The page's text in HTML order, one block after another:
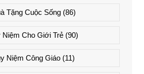
Tặng Cuộc Sống(86)
Niệm Cho Giới Trẻ (90)
Niệm Công Giáo(11)